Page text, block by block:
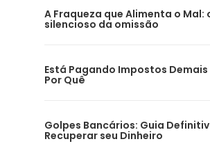
A Fraqueza que Alimenta o Mal:
silencioso da omissão
Está Pagando Impostos Demais
Por Quê
Golpes Bancários: Guia
Recuperar seu Dinheiro